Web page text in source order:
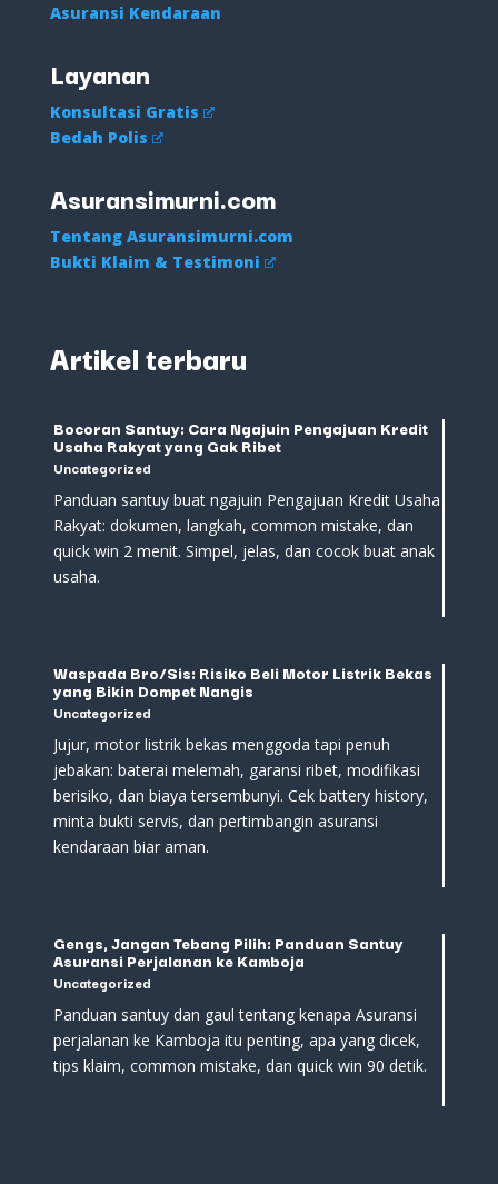
Asuransi Kendaraan
Layanan
Konsultasi Gratis
Bedah Polis
Asuransimurni.com
Tentang Asuransimurni.com
Bukti Klaim & Testimoni
Artikel terbaru
Bocoran Santuy: Cara Ngajuin Pengajuan Kredit
Usaha Rakyat yang Gak Ribet
Uncategorized
Panduan santuy buat ngajuin Pengajuan Kredit Usaha
Rakyat: dokumen, langkah, common mistake, dan
quick win 2 menit. Simpel, jelas, dan cocok buat anak
usaha.
Waspada Bro/Sis: Risiko Beli Motor Listrik Bekas
yang Bikin Dompet Nangis
Uncategorized
Jujur, motor listrik bekas menggoda tapi penuh
jebakan: baterai melemah, garansi ribet, modifikasi
berisiko, dan biaya tersembunyi. Cek battery history,
minta bukti servis, dan pertimbangin asuransi
kendaraan biar aman.
Gengs, Jangan Tebang Pilih: Panduan Santuy
Asuransi Perjalanan ke Kamboja
Uncategorized
Panduan santuy dan gaul tentang kenapa Asuransi
perjalanan ke Kamboja itu penting, apa yang dicek,
tips klaim, common mistake, dan quick win 90 detik.